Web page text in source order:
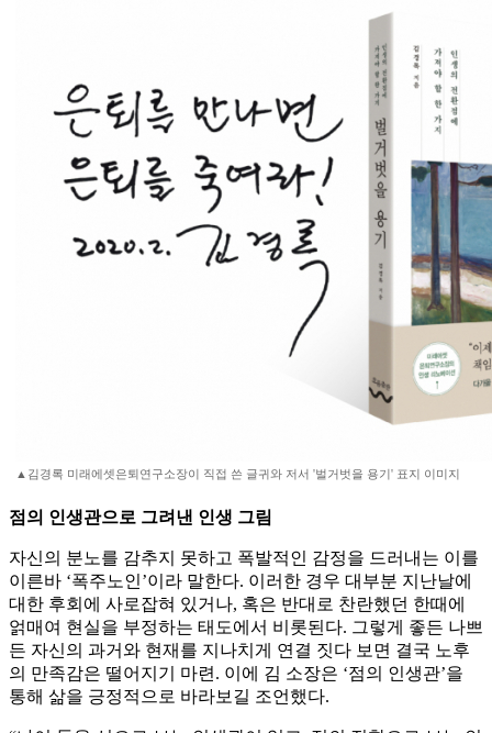
▲김경록 미래에셋은퇴연구소장이 직접 쓴 글귀와 저서 '벌거벗을 용기' 표지 이미지
점의 인생관으로 그려낸 인생 그림
자신의 분노를 감추지 못하고 폭발적인 감정을 드러내는 이를
이른바 ‘폭주노인’이라 말한다. 이러한 경우 대부분 지난날에
대한 후회에 사로잡혀 있거나, 혹은 반대로 찬란했던 한때에
얽매여 현실을 부정하는 태도에서 비롯된다. 그렇게 좋든 나쁘
든 자신의 과거와 현재를 지나치게 연결 짓다 보면 결국 노후
의 만족감은 떨어지기 마련. 이에 김 소장은 ‘점의 인생관’을
통해 삶을 긍정적으로 바라보길 조언했다.